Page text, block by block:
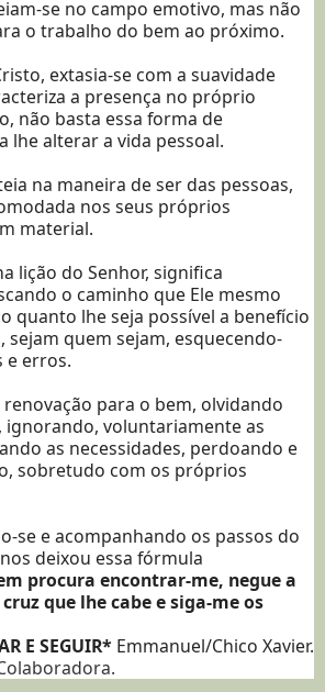
se no campo emotivo, mas não
o trabalho do bem ao próximo.
extasia-se com a suavidade
a presença no próprio
não basta essa forma de
lhe alterar a vida pessoal.
na maneira de ser das pessoas,
nos seus próprios
material.
lição do Senhor, significa
o caminho que Ele mesmo
quanto lhe seja possível a benefício
sejam quem sejam, esquecendo-
e erros.
para o bem, olvidando
ignorando, voluntariamente as
as necessidades, perdoando e
sobretudo com os próprios
se e acompanhando os passos do
deixou essa fórmula
procura encontrar-me, negue a
que lhe cabe e siga-me os
E SEGUIR* Emmanuel/Chico Xavier.